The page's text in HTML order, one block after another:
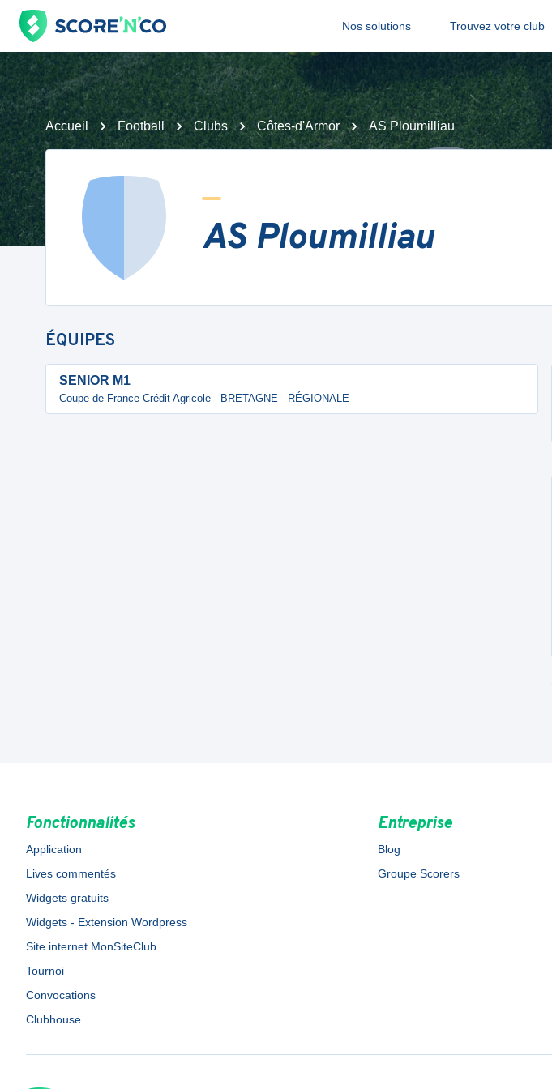
Nos solutions Trouvez votre club
Accueil Football Clubs Côtes-d'Armor AS Ploumilliau
AS Ploumilliau
ÉQUIPES
SENIOR M1
Coupe de France Crédit Agricole - BRETAGNE - RÉGIONALE
Fonctionnalités
Application
Lives commentés
Widgets gratuits
Widgets - Extension Wordpress
Site internet MonSiteClub
Tournoi
Convocations
Clubhouse
Entreprise
Blog
Groupe Scorers